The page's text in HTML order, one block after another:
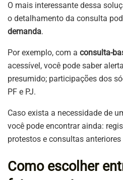
O mais interessante dessa
o detalhamento da consulta
demanda.
Por exemplo, com a consulta-
acessível, você pode saber
presumido; participações dos
PF e PJ.
Caso exista a necessidade de
você pode encontrar ainda:
protestos e consultas anteriores
Como escolher